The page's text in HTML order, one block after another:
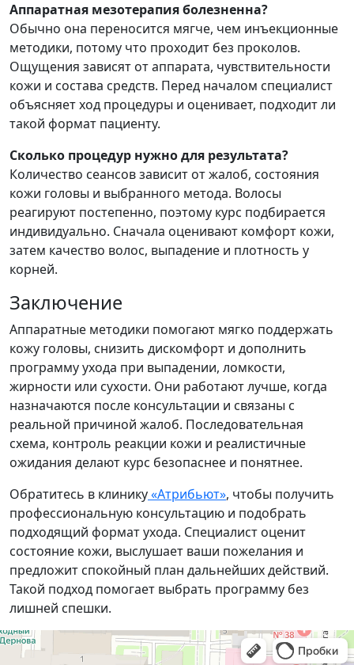
Аппаратная мезотерапия болезненна?
Обычно она переносится мягче, чем инъекционные
методики, потому что проходит без проколов.
Ощущения зависят от аппарата, чувствительности
кожи и состава средств. Перед началом специалист
объясняет ход процедуры и оценивает, подходит ли
такой формат пациенту.
Сколько процедур нужно для результата?
Количество сеансов зависит от жалоб, состояния
кожи головы и выбранного метода. Волосы
реагируют постепенно, поэтому курс подбирается
индивидуально. Сначала оценивают комфорт кожи,
затем качество волос, выпадение и плотность у
корней.
Заключение
Аппаратные методики помогают мягко поддержать
кожу головы, снизить дискомфорт и дополнить
программу ухода при выпадении, ломкости,
жирности или сухости. Они работают лучше, когда
назначаются после консультации и связаны с
реальной причиной жалоб. Последовательная
схема, контроль реакции кожи и реалистичные
ожидания делают курс безопаснее и понятнее.
Обратитесь в клинику«Атрибьют», чтобы получить
профессиональную консультацию и подобрать
подходящий формат ухода. Специалист оценит
состояние кожи, выслушает ваши пожелания и
предложит спокойный план дальнейших действий.
Такой подход помогает выбрать программу без
лишней спешки.